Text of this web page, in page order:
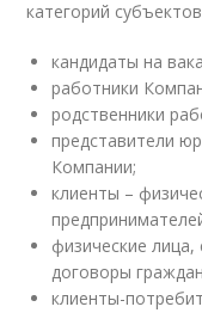
категорий
кандидаты на
работники
родственники
представители
Компании;
клиенты –
физические
договоры
клиенты-